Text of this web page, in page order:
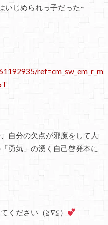
いじめられっ子だった~
ref=cm_sw_em_r_m
自分の欠点が邪魔をして人
勇気」の湧く自己啓発本に
ください（≧∇≦）